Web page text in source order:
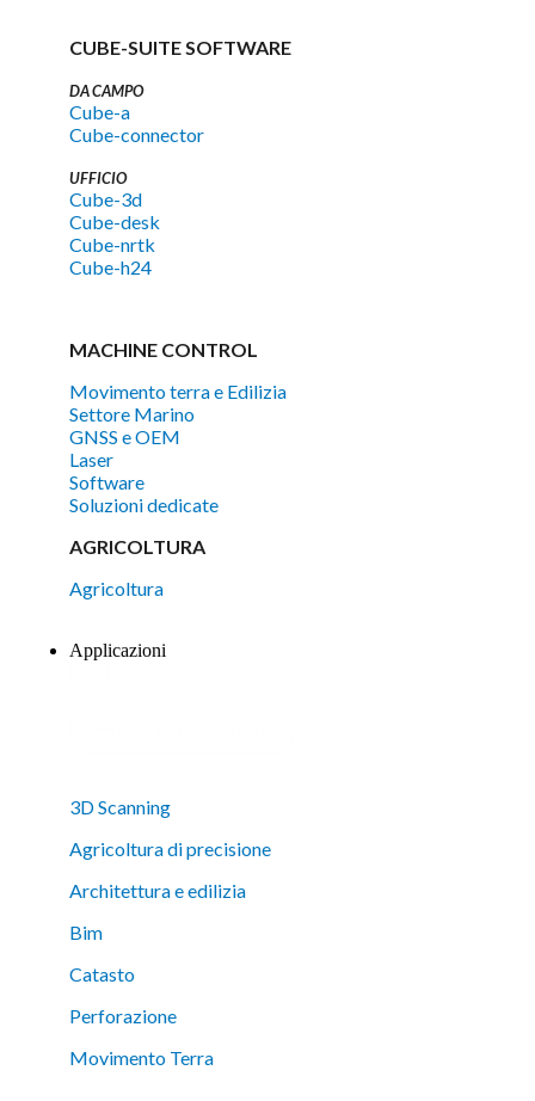
CUBE-SUITE SOFTWARE
DA CAMPO
Cube-a
Cube-connector
UFFICIO
Cube-3d
Cube-desk
Cube-nrtk
Cube-h24
MACHINE CONTROL
Movimento terra e Edilizia
Settore Marino
GNSS e OEM
Laser
Software
Soluzioni dedicate
AGRICOLTURA
Agricoltura
Applicazioni
3D Scanning
Agricoltura di precisione
Architettura e edilizia
Bim
Catasto
Perforazione
Movimento Terra